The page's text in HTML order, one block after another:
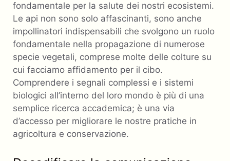
fondamentale per la salute dei nostri ecosistemi.
Le api non sono solo affascinanti, sono anche
impollinatori indispensabili che svolgono un ruolo
fondamentale nella propagazione di numerose
specie vegetali, comprese molte delle colture su
cui facciamo affidamento per il cibo.
Comprendere i segnali complessi e i sistemi
biologici all’interno del loro mondo è più di una
semplice ricerca accademica; è una via
d’accesso per migliorare le nostre pratiche in
agricoltura e conservazione.